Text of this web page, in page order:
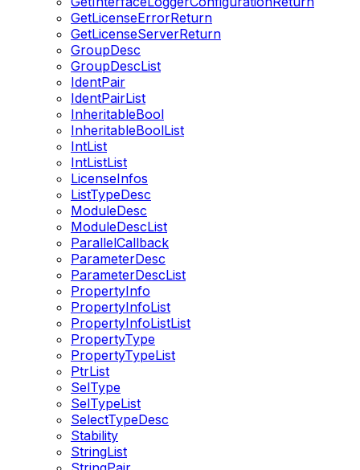
GetLicenseErrorReturn
GetLicenseServerReturn
GroupDesc
GroupDescList
IdentPair
IdentPairList
InheritableBool
InheritableBoolList
IntList
IntListList
LicenseInfos
ListTypeDesc
ModuleDesc
ModuleDescList
ParallelCallback
ParameterDesc
ParameterDescList
PropertyInfo
PropertyInfoList
PropertyInfoListList
PropertyType
PropertyTypeList
PtrList
SelType
SelTypeList
SelectTypeDesc
Stability
StringList